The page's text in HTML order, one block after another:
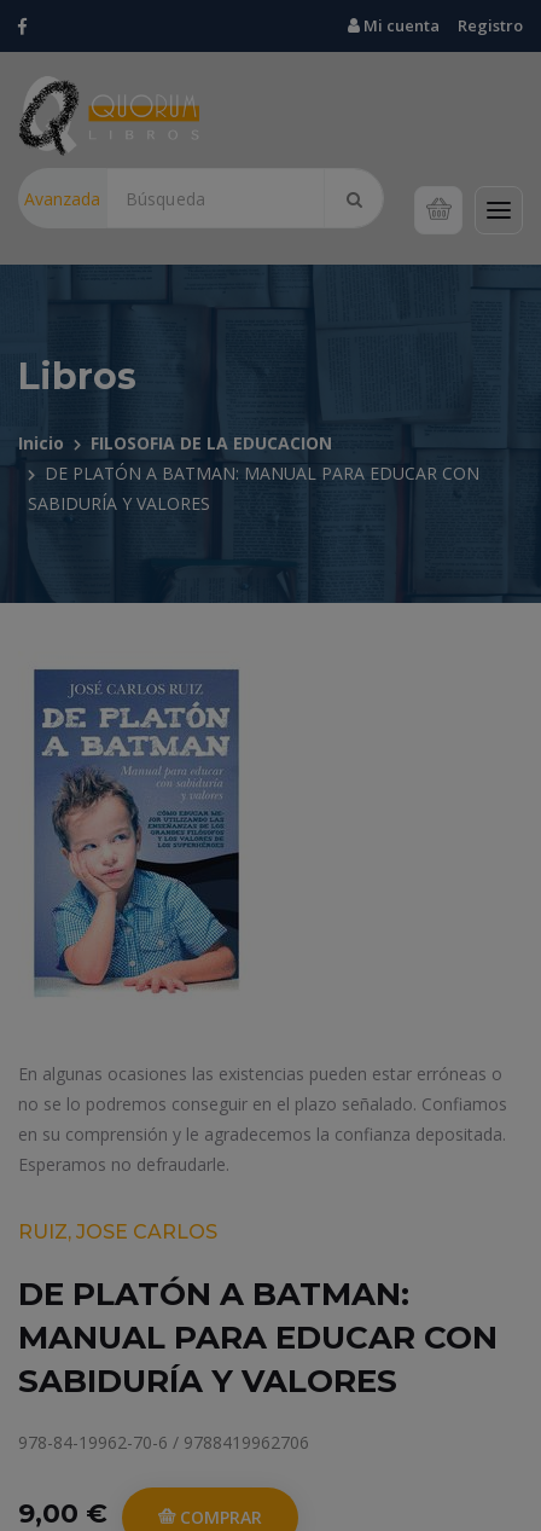
Mi cuenta Registro
Avanzada
Libros
Inicio
FILOSOFIA DE LA EDUCACION
DE PLATÓN A BATMAN: MANUAL PARA EDUCAR CON
SABIDURÍA Y VALORES
En algunas ocasiones las existencias pueden estar erróneas o
no se lo podremos conseguir en el plazo señalado. Confiamos
en su comprensión y le agradecemos la confianza depositada.
Esperamos no defraudarle.
RUIZ, JOSE CARLOS
DE PLATÓN A BATMAN:
MANUAL PARA EDUCAR CON
SABIDURÍA Y VALORES
978-84-19962-70-6 / 9788419962706
9,00 € COMPRAR